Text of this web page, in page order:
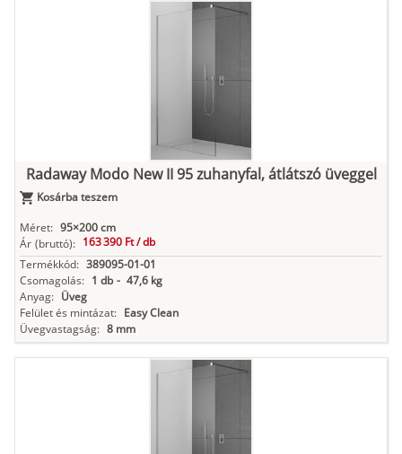
Radaway Modo New II 95 zuhanyfal, átlátszó üveggel
Kosárba teszem
Méret: 95×200 cm
Ár (bruttó): 163 390 Ft /db
Termékkód: 389095-01-01
Csomagolás: 1 db - 47,6 kg
Anyag: Üveg
Felület és mintázat: Easy Clean
Üvegvastagság: 8 mm